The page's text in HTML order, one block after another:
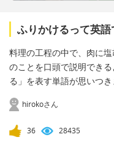
ふりかけるって英語
料理の工程の中で、肉に
のことを口頭で説明でき
る」を表す単語が思いつき
hirokoさん
36 28435